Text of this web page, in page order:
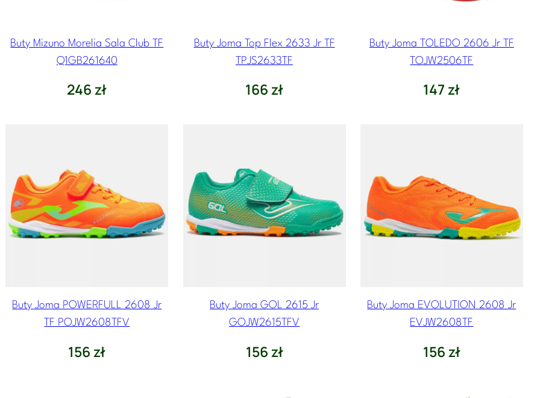
Buty Mizuno Morelia Sala Club TF
Q1GB261640
246zł
Buty Joma Top Flex 2633 Jr TF
TPJS2633TF
166zł
Buty Joma TOLEDO 2606 Jr TF
TOJW2506TF
147zł
Buty Joma POWERFULL 2608 Jr
TF POJW2608TFV
156zł
Buty Joma GOL 2615 Jr
GOJW2615TFV
156zł
Buty Joma EVOLUTION 2608 Jr
EVJW2608TF
156zł